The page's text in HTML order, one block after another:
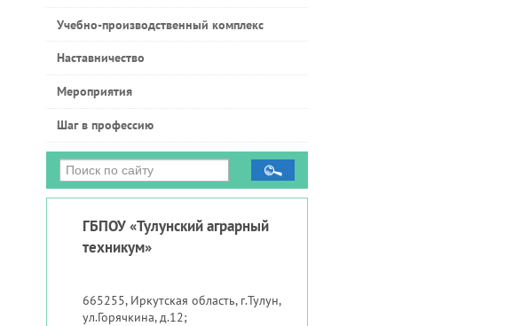
Учебно-производственный комплекс
Наставничество
Мероприятия
Шаг в профессию
ГБПОУ «Тулунский аграрный
техникум»
665255, Иркутская область, г.Тулун,
ул.Горячкина, д.12;